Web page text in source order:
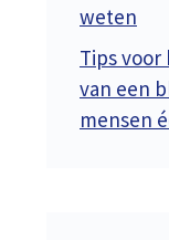
weten
Tips
van een
mensen